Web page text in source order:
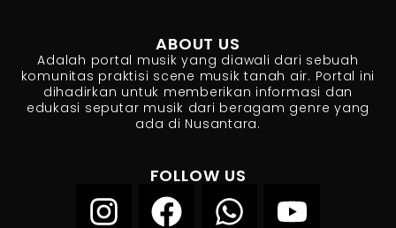
ABOUT US
Adalah portal musik yang diawali dari sebuah
komunitas praktisi scene musik tanah air. Portal ini
dihadirkan untuk memberikan informasi dan
edukasi seputar musik dari beragam genre yang
ada di Nusantara.
FOLLOW US